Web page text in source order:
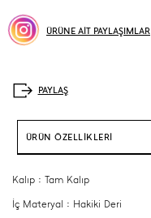
ÜRÜNE AİT PAYLAŞIMLAR
ÜRÜN ÖZELLİKLERİ
Kalıp : Tam Kalıp
İç Materyal : Hakiki Deri